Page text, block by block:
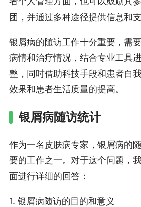
团，并通过多种途径提供信息和支
银屑病的随访工作十分重要，需
病情和治疗情况，结合专业工具
整，同时借助科技手段和患者自
效果和患者生活质量的提高。
银屑病随访统计
作为一名皮肤病专家，银屑病的
要的工作之一。对于这个问题，
面进行详细的回答：
1. 银屑病随访的目的和意义